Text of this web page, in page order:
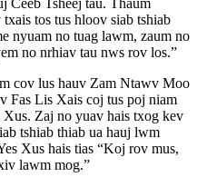
Ceeb Tsheej tau. Thaum
tos tus hloov siab tshiab
nyuam no tuag lawm, zaum no
no nrhiav tau nws rov los.”
cov lus hauv Zam Ntawv Moo
Fas Lis Xais coj tus poj niam
Xus. Zaj no yuav hais txog kev
tshiab thiab ua hauj lwm
Xus hais tias “Koj rov mus,
lawm mog.”